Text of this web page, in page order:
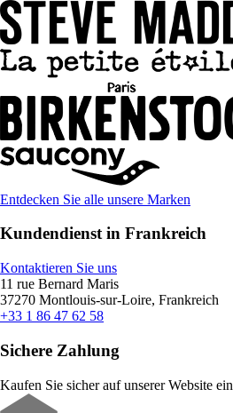
Entdecken Sie alle unsere Marken
Kundendienst in Frankreich
Kontaktieren Sie uns
11 rue Bernard Maris
37270 Montlouis-sur-Loire, Frankreich
+33 1 86 47 62 58
Sichere Zahlung
Kaufen Sie sicher auf unserer Website ein